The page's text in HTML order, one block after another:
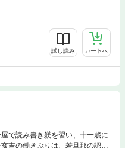
試し読み カートへ
で読み書き躾を習い、十一歳に
吉の働きぶりは、若旦那の認め